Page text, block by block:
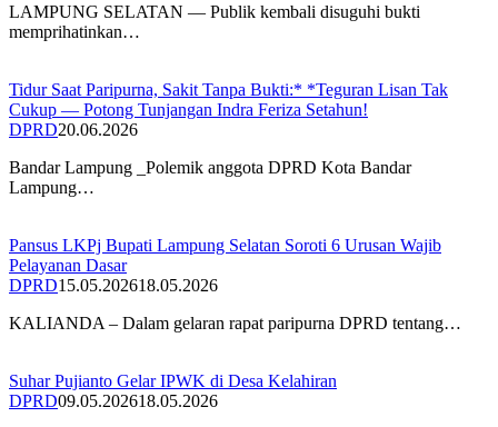
LAMPUNG SELATAN — Publik kembali disuguhi bukti
memprihatinkan…
Tidur Saat Paripurna, Sakit Tanpa Bukti:* *Teguran Lisan Tak
Cukup — Potong Tunjangan Indra Feriza Setahun!
DPRD20.06.2026
Bandar Lampung _Polemik anggota DPRD Kota Bandar
Lampung…
Pansus LKPj Bupati Lampung Selatan Soroti 6 Urusan Wajib
Pelayanan Dasar
DPRD15.05.202618.05.2026
KALIANDA – Dalam gelaran rapat paripurna DPRD tentang…
Suhar Pujianto Gelar IPWK di Desa Kelahiran
DPRD09.05.202618.05.2026